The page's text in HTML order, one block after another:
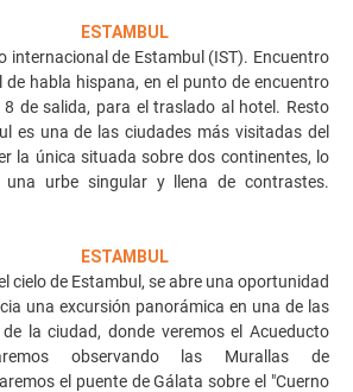
ESTAMBUL
internacional de Estambul (IST). Encuentro
habla hispana, en el punto de encuentro
de salida, para el traslado al hotel. Resto
es una de las ciudades más visitadas del
la única situada sobre dos continentes, lo
urbe singular y llena de contrastes.
ESTAMBUL
cielo de Estambul, se abre una oportunidad
una excursión panorámica en una de las
la ciudad, donde veremos el Acueducto
observando las Murallas de
el puente de Gálata sobre el "Cuerno